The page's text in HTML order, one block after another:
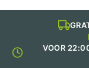
VOOR